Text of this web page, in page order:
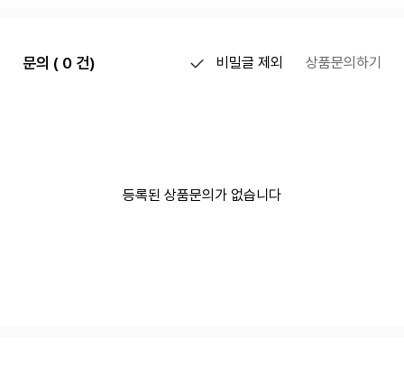
문의 ( 0 건) 비밀글 제외 상품문의하기
등록된 상품문의가 없습니다